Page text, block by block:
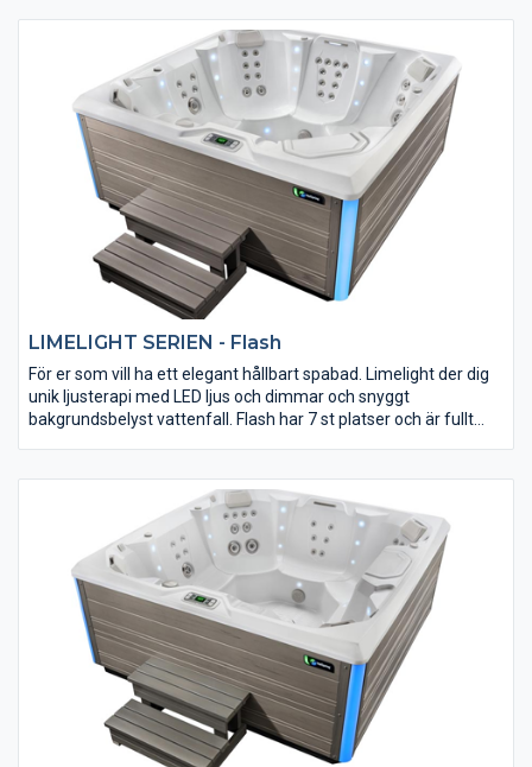
Det stilrena Limelight-serien har designats av BMW
Designworks. Prova själv, du får Limelight Flair ett spabad som
uppfyller dina förväntningar.
LIMELIGHT SERIEN - Flash
För er som vill ha ett elegant hållbart spabad. Limelight der dig
unik ljusterapi med LED ljus och dimmar och snyggt
bakgrundsbelyst vattenfall. Flash har 7 st platser och är fullt
Det stilrena Limelight-serien har designats av BMW
Designworks. Prova själv, du får Limelight Flash ett spabad som
uppfyller dina förväntningar.